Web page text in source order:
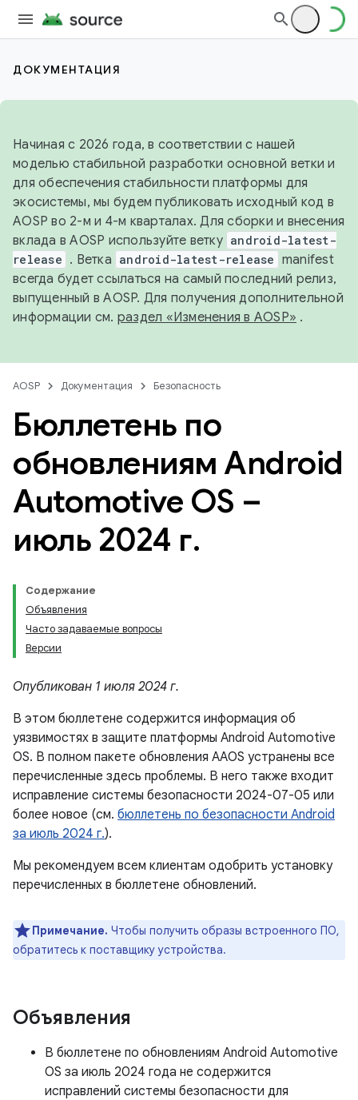
ДОКУМЕНТАЦИЯ
Начиная с 2026 года, в соответствии с нашей
моделью стабильной разработки основной ветки и
для обеспечения стабильности платформы для
экосистемы, мы будем публиковать исходный код в
AOSP во 2-м и 4-м кварталах. Для сборки и внесения
вклада в AOSP используйте ветку android-latest-
release . Ветка android-latest-release manifest
всегда будет ссылаться на самый последний релиз,
выпущенный в AOSP. Для получения дополнительной
информации см. раздел «Изменения в AOSP» .
AOSP Документация Безопасность
Бюллетень по
обновлениям Android
Automotive OS –
июль 2024 г.
Содержание
Объявления
Часто задаваемые вопросы
Версии
Опубликован 1 июля 2024 г.
В этом бюллетене содержится информация об
уязвимостях в защите платформы Android Automotive
OS. В полном пакете обновления AAOS устранены все
перечисленные здесь проблемы. В него также входит
исправление системы безопасности 2024-07-05 или
более новое (см. бюллетень по безопасности Android
за июль 2024 г.).
Мы рекомендуем всем клиентам одобрить установку
перечисленных в бюллетене обновлений.
Примечание. Чтобы получить образы встроенного ПО,
обратитесь к поставщику устройства.
Объявления
В бюллетене по обновлениям Android Automotive
OS за июль 2024 года не содержится
исправлений системы безопасности для